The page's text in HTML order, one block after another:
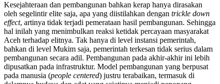
Kesejahteraan dan pembangunan bahkan kerap hanya dirasakan
oleh segelintir elite saja, apa yang diistilahkan dengan trickle down
effect, artinya tidak terjadi pemerataan hasil pembangunan. Sehingga
hal inilah yang menimbulkan reaksi ketidak percayaan masyarakat
Aceh terhadap elitnya. Tak hanya di level instansi pemerintah,
bahkan di level Mukim saja, pemerintah terkesan tidak serius dalam
pembangunan secara adil. Pembangunan pada akhir-akhir ini lebih
dipusatkan pada infrastruktur. Model pembangunan yang berpusat
pada manusia (people centered) justru terabaikan, termasuk di